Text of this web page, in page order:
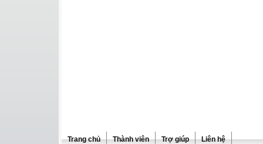
Trang chủ Thành viên Trợ giúp Liên hệ